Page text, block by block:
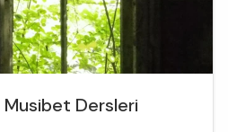
Musibet Dersleri